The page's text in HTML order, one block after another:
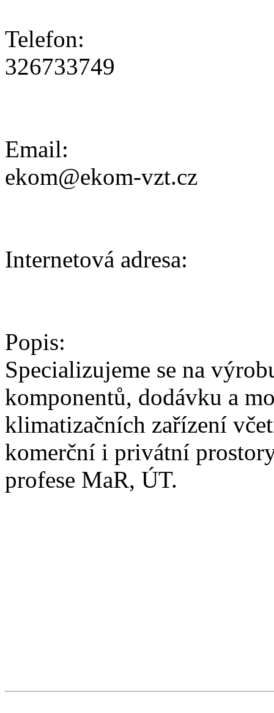
Telefon:
326733749
Email:
ekom@ekom-vzt.cz
Internetová adresa:
Popis:
Specializujeme se na
komponentů, dodávku a
klimatizačních zařízení
komerční i privátní
profese MaR, ÚT.